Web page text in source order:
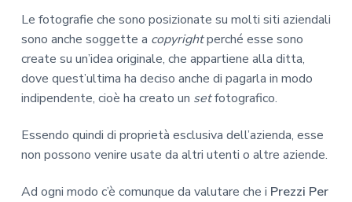
Le fotografie che sono posizionate su molti siti aziendali
sono anche soggette a copyrightperché esse sono
create su un’idea originale, che appartiene alla ditta,
dove quest’ultima ha deciso anche di pagarla in modo
indipendente, cioè ha creato un setfotografico.
Essendo quindi di proprietà esclusiva dell’azienda, esse
non possono venire usate da altri utenti o altre aziende.
Ad ogni modo c’è comunque da valutare che i Prezzi Per